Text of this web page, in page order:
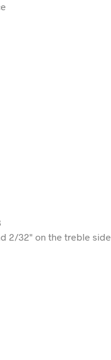
2/32" on the treble side